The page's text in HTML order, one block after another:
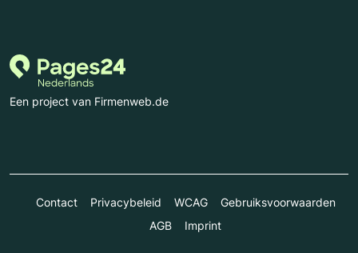
Een project van Firmenweb.de
Contact Privacybeleid WCAG
Gebruiksvoorwaarden
AGB
Imprint